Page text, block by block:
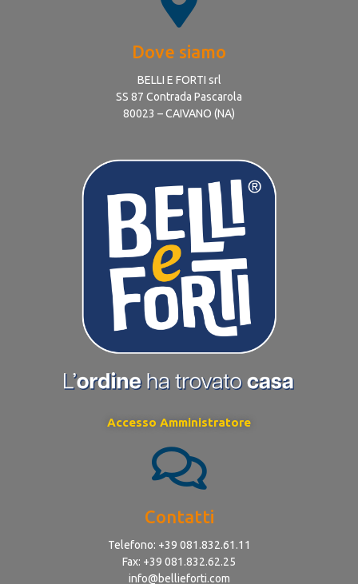
Dove siamo
BELLI E FORTI srl
SS 87 Contrada Pascarola
80023 – CAIVANO (NA)
Accesso Amministratore
Contatti
Telefono: +39 081.832.61.11
Fax: +39 081.832.62.25
info@bellieforti.com